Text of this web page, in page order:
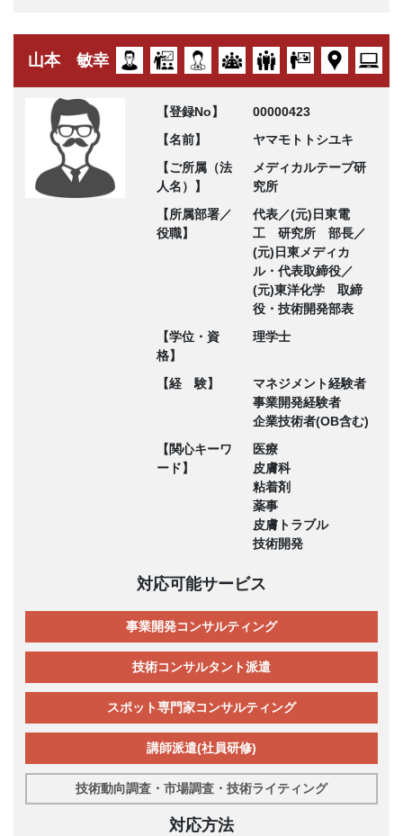
山本 敏幸
【登録No】
00000423
【名前】
ヤマモトトシユキ
【ご所属（法
人名）】
メディカルテープ研
究所
【所属部署／
役職】
代表／(元)日東電
工 研究所 部長／
(元)日東メディカ
ル・代表取締役／
(元)東洋化学 取締
役・技術開発部表
【学位・資
格】
理学士
【経 験】
マネジメント経験者
事業開発経験者
企業技術者(OB含む)
【関心キーワ
ード】
医療
皮膚科
粘着剤
薬事
皮膚トラブル
技術開発
対応可能サービス
事業開発コンサルティング
技術コンサルタント派遣
スポット専門家コンサルティング
講師派遣(社員研修)
技術動向調査・市場調査・技術ライティング
対応方法